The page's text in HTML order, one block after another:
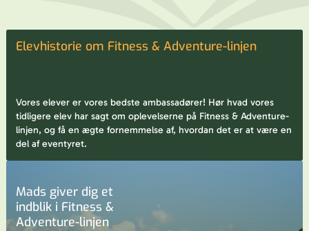
Elevhistorie om Fitness & Adventure-linjen
Vores elever er vores bedste ambassadører! Hør hvad vores
tidligere elev har sagt om oplevelserne på Fitness & Adventure-
linjen, og få en ægte fornemmelse af, hvordan det er at være en
del af eventyret.
Mads giver dig et
indblik i Fitness &
Adventure-linjen